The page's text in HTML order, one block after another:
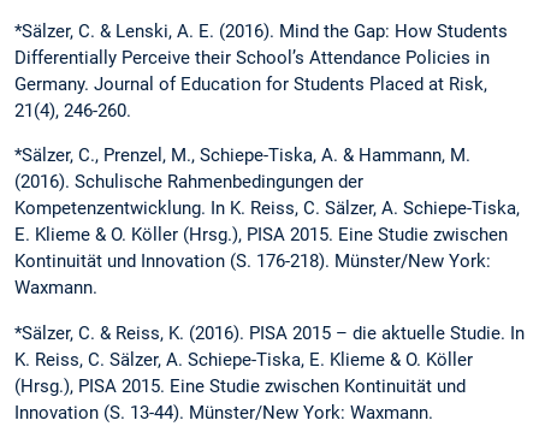
*Sälzer, C. & Lenski, A. E. (2016). Mind the Gap: How Students
Differentially Perceive their School’s Attendance Policies in
Germany. Journal of Education for Students Placed at Risk,
21(4), 246-260.
*Sälzer, C., Prenzel, M., Schiepe-Tiska, A. & Hammann, M.
(2016). Schulische Rahmen­bedingungen der
Kompetenzentwicklung. In K. Reiss, C. Sälzer, A. Schiepe-Tiska,
E. Klieme & O. Köller (Hrsg.), PISA 2015. Eine Studie zwischen
Kontinuität und Innovation (S. 176-218). Münster/New York:
Waxmann.
*Sälzer, C. & Reiss, K. (2016). PISA 2015 – die aktuelle Studie. In
K. Reiss, C. Sälzer, A. Schiepe-Tiska, E. Klieme & O. Köller
(Hrsg.), PISA 2015. Eine Studie zwischen Kontinuität und
Innovation (S. 13-44). Münster/New York: Waxmann.